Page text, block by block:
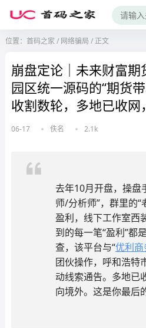
位置： 首码之家 / 网络骗局 /正文
崩盘定论｜未来财富
园区统一源码的“期货
收割数轮，多地已收网
06-17 佚名 2.1k
去年10月开盘，操盘
师/分析师”，群里的“
盈利，线下工作室西
到的每一笔“盈利”都
查，该平台与“优利商
团伙操作，呼和浩特
动线索通告。多地已
向境外。这是你最后